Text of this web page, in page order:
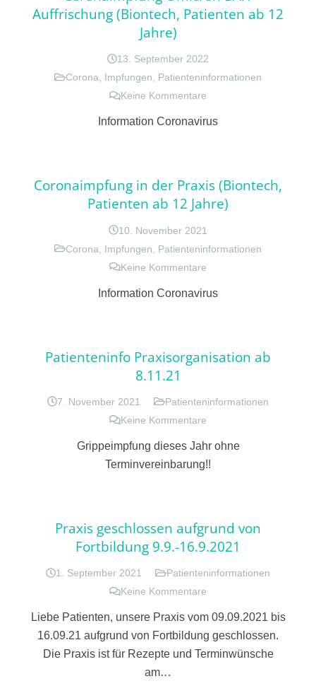
Auffrischung (Biontech, Patienten ab 12
Jahre)
13. September 2022
Corona
Impfungen
Patienteninformationen
Keine Kommentare
Information Coronavirus
Coronaimpfung in der Praxis (Biontech,
Patienten ab 12 Jahre)
10. November 2021
Corona
Impfungen
Patienteninformationen
Keine Kommentare
Information Coronavirus
Patienteninfo Praxisorganisation ab
8.11.21
7. November 2021
Patienteninformationen
Keine Kommentare
Grippeimpfung dieses Jahr ohne
Terminvereinbarung!!
Praxis geschlossen aufgrund von
Fortbildung 9.9.-16.9.2021
1. September 2021
Patienteninformationen
Keine Kommentare
Liebe Patienten, unsere Praxis vom 09.09.2021 bis
16.09.21 aufgrund von Fortbildung geschlossen.
Die Praxis ist für Rezepte und Terminwünsche
am…